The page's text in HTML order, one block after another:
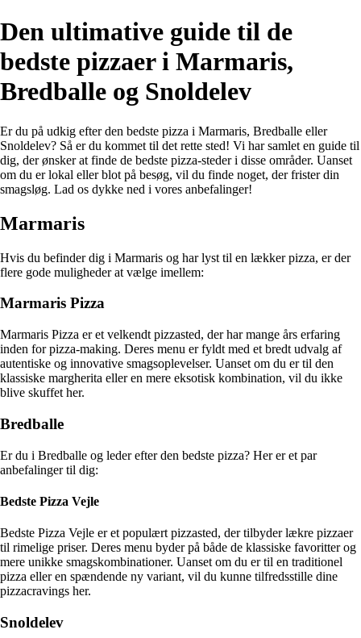
Den ultimative guide til de
bedste pizzaer i Marmaris,
Bredballe og Snoldelev
Er du på udkig efter den bedste pizza i Marmaris, Bredballe eller
Snoldelev? Så er du kommet til det rette sted! Vi har samlet en guide til
dig, der ønsker at finde de bedste pizza-steder i disse områder. Uanset
om du er lokal eller blot på besøg, vil du finde noget, der frister din
smagsløg. Lad os dykke ned i vores anbefalinger!
Marmaris
Hvis du befinder dig i Marmaris og har lyst til en lækker pizza, er der
flere gode muligheder at vælge imellem:
Marmaris Pizza
Marmaris Pizza er et velkendt pizzasted, der har mange års erfaring
inden for pizza-making. Deres menu er fyldt med et bredt udvalg af
autentiske og innovative smagsoplevelser. Uanset om du er til den
klassiske margherita eller en mere eksotisk kombination, vil du ikke
blive skuffet her.
Bredballe
Er du i Bredballe og leder efter den bedste pizza? Her er et par
anbefalinger til dig:
Bedste Pizza Vejle
Bedste Pizza Vejle er et populært pizzasted, der tilbyder lækre pizzaer
til rimelige priser. Deres menu byder på både de klassiske favoritter og
mere unikke smagskombinationer. Uanset om du er til en traditionel
pizza eller en spændende ny variant, vil du kunne tilfredsstille dine
pizzacravings her.
Snoldelev